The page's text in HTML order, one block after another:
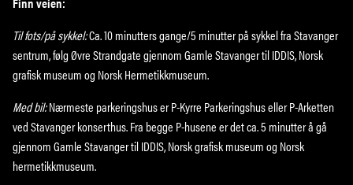
Til fots/på sykkel:Ca. 10 minutters gange/5 minutter på sykkel fra Stavanger
sentrum, følg Øvre Strandgate gjennom Gamle Stavanger til IDDIS, Norsk
grafisk museum og Norsk Hermetikkmuseum.
Med bil:Nærmeste parkeringshus er P-Kyrre Parkeringshus eller P-Arketten
ved Stavanger konserthus. Fra begge P-husene er det ca. 5 minutter å gå
gjennom Gamle Stavanger til IDDIS, Norsk grafisk museum og Norsk
hermetikkmuseum.